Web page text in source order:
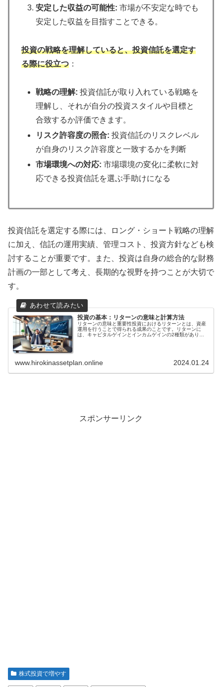
安定した収益の可能性: 市場が不安定な時でも
安定した収益を目指すことできる。
投資の戦略を理解していると、投資信託を選定す
る際に役立つ ：
戦略の理解: 投資信託が取り入れている戦略を
理解し、それが自分の投資スタイルや目標と
合致するか評価できます。
リスク許容度の照合: 投資信託のリスクレベル
が自身のリスク許容度と一致するかを判断
市場環境への対応: 市場環境の変化に柔軟に対
応できる投資信託を選ぶ手助けになる
投資信託を選定する際には、ロング・ショート戦略の理解
に加え、信託の運用実績、管理コスト、投資方針なども検
討することが重要です。また、投資は自身の総合的な財務
計画の一部として考え、長期的な視野を持つことが大切で
す。
投資の基本：リターンの意味と計算方法
リターンの意味と重要性投資におけるリターンとは、資産
運用を行うことで得られる成果のことです。リターンに
は、キャピタルゲインとインカムゲインの2種類がありま
素の一つです。投資を行う目的は、資産を増やすことであ
トは大きくなります。投資を行う際には、リターンとリス
ターンも高くなる傾向があります。リターンは、投資を行
う上で重要な要素ですが、リターンだけを追求してはいけ
www.hirokinassetplan.online 2024.01.24
スポンサーリンク
株式投資で増やす